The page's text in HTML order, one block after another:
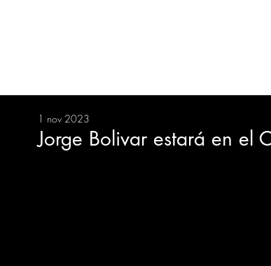
BIENESTAR
Jorge Bolivar estará en el
1 nov 2023